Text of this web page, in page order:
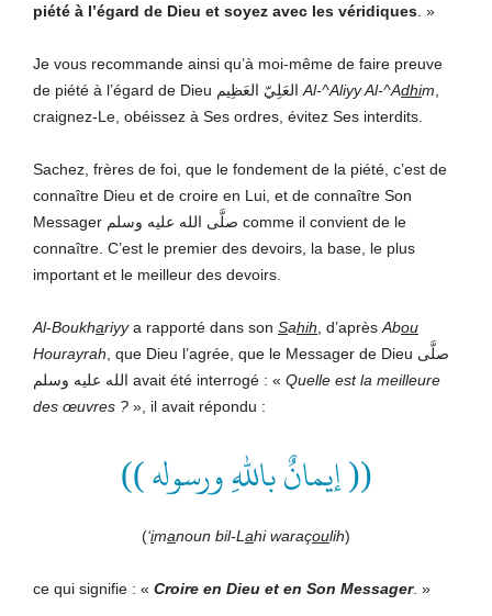
piété à l’égard de Dieu et soyez avec les véridiques . »
Je vous recommande ainsi qu’à moi-même de faire preuve
Al-^Aliyy Al-^Adhim
craignez-Le, obéissez à Ses ordres, évitez Ses interdits.
Sachez, frères de foi, que le fondement de la piété, c’est de
connaître Dieu et de croire en Lui, et de connaître Son
Messager صلَّى الله عليه وسلم comme il convient de le
connaître. C’est le premier des devoirs, la base, le plus
important et le meilleur des devoirs.
Al-Boukhariyya rapporté dans son Sahih , d’après Abou
Hourayrah , que Dieu l’agrée, que le Messager de Dieu صلَّى
الله عليه وسلم avait été interrogé : « Quelle est la meilleure
des œuvres ? », il avait répondu :
(( إيمانٌ باللهِ ورسوله ))
(‘imanoun bil-L ahi waraçoulih)
ce qui signifie : « Croire en Dieu et en Son Messager. »